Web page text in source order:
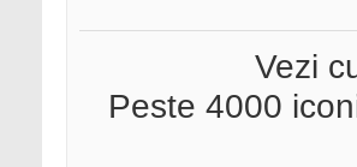
Vezi
Peste 4000